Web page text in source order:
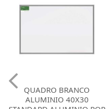
QUADRO BRANCO
ALUMINIO 40X30